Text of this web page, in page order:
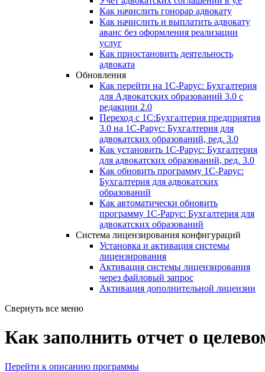
Как начислить гонорар адвокату
Как начислить и выплатить адвокату
аванс без оформления реализации
услуг
Как приостановить деятельность
адвоката
Обновления
Как перейти на 1С-Рарус: Бухгалтерия
для Адвокатских образований 3.0 с
редакции 2.0
Переход с 1С:Бухгалтерия предприятия
3.0 на 1С-Рарус: Бухгалтерия для
адвокатских образований, ред. 3.0
Как установить 1С-Рарус: Бухгалтерия
для адвокатских образований, ред. 3.0
Как обновить программу 1С-Рарус:
Бухгалтерия для адвокатских
образований
Как автоматически обновить
программу 1С-Рарус: Бухгалтерия для
адвокатских образований
Система лицензирования конфигураций
Установка и активация системы
лицензирования
Активация системы лицензирования
через файловый запрос
Активация дополнительной лицензии
Свернуть все меню
Как заполнить отчет о
Перейти к описанию программы